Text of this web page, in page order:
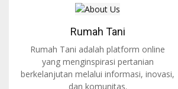
Rumah Tani
Rumah Tani adalah platform online
yang menginspirasi pertanian
berkelanjutan melalui informasi, inovasi,
dan komunitas.